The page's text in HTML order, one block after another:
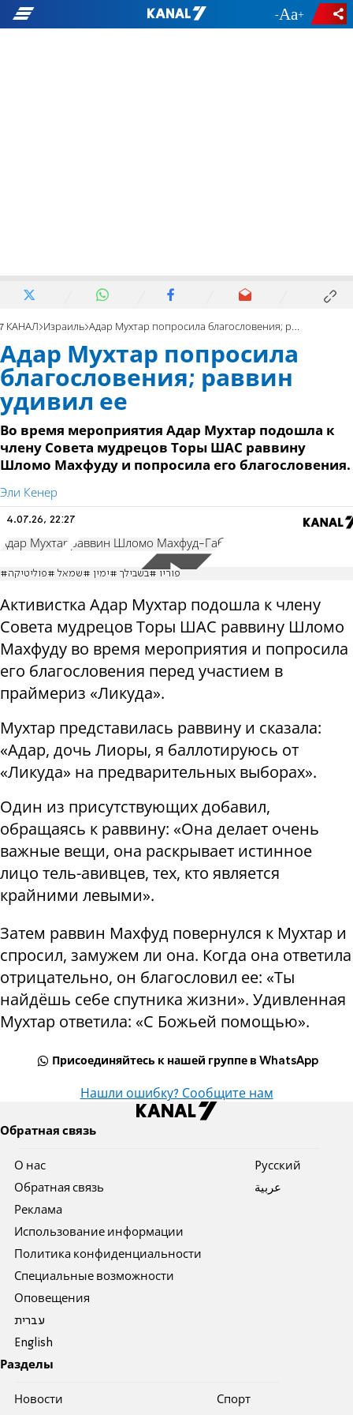
- +
7 КАНАЛ Израиль Адар Мухтар попросила благословения; раввин удивил ее
Адар Мухтар попросила
благословения; раввин
удивил ее
Во время мероприятия Адар Мухтар подошла к
члену Совета мудрецов Торы ШАС раввину
Шломо Махфуду и попросила его благословения.
Эли Кенер
4.07.26, 22:27
Адар Мухтар раввин Шломо Махфуд-Габ
#פוריו #בשבילך #ימין #שמאל #פוליטיקה
Активистка Адар Мухтар подошла к члену
Совета мудрецов Торы ШАС раввину Шломо
Махфуду во время мероприятия и попросила
его благословения перед участием в
праймериз «Ликуда».
Мухтар представилась раввину и сказала:
«Адар, дочь Лиоры, я баллотируюсь от
«Ликуда» на предварительных выборах».
Один из присутствующих добавил,
обращаясь к раввину: «Она делает очень
важные вещи, она раскрывает истинное
лицо тель-авивцев, тех, кто является
крайними левыми».
Затем раввин Махфуд повернулся к Мухтар и
спросил, замужем ли она. Когда она ответила
отрицательно, он благословил ее: «Ты
найдёшь себе спутника жизни». Удивленная
Мухтар ответила: «С Божьей помощью».
Присоединяйтесь к нашей группе в WhatsApp
Нашли ошибку? Сообщите нам
Обратная связь
О нас
Обратная связь
Реклама
Использование информации
Политика конфиденциальности
Специальные возможности
Оповещения
עברית
English
Pусский
عربية
Разделы
Новости Спорт